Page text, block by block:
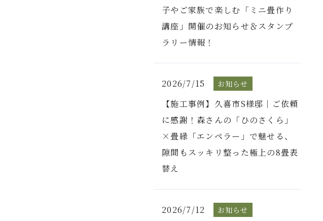
子やご家族で楽しむ「ミニ畳作り
講座」開催のお知らせ＆スタンプ
ラリー情報！
2026/7/15 お知らせ
【施工事例】久喜市S様邸｜ご依頼
に感謝！森さんの「ひのさくら」
×畳縁「エンペラー」で魅せる、
隙間もスッキリ整った極上の8畳表
替え
2026/7/12 お知らせ